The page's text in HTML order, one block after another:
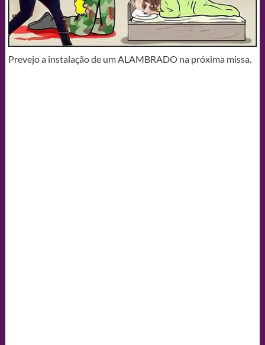
Prevejo a instalação de um ALAMBRADO na próxima missa.